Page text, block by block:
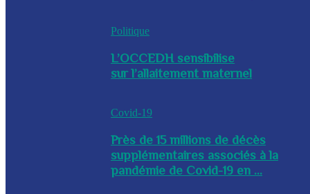
Politique
L’OCCEDH sensibilise
sur l’allaitement maternel
Covid-19
Près de 15 millions de décès
supplémentaires associés à la
pandémie de Covid-19 en ...